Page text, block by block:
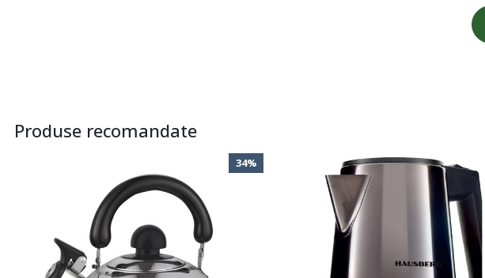
Produse recomandate
34%